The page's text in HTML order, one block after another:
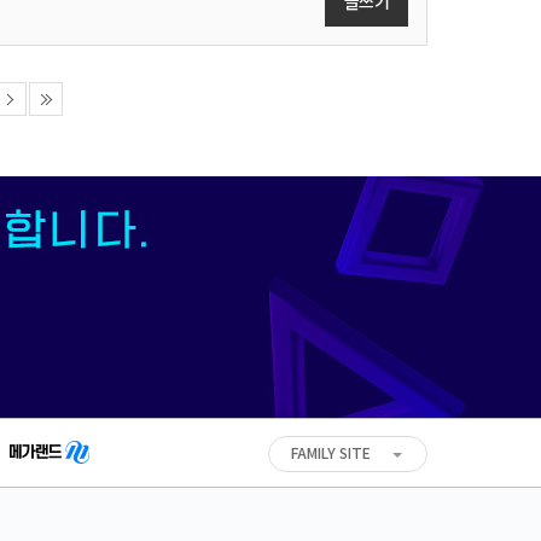
다
음
10
개
FAMILY SITE